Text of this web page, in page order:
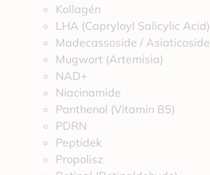
Kollagén
LHA (Capryloyl Salicylic Acid)
Madecassoside / Asiaticoside
Mugwort (Artemisia)
NAD+
Niacinamide
Panthenol (Vitamin B5)
PDRN
Peptidek
Propolisz